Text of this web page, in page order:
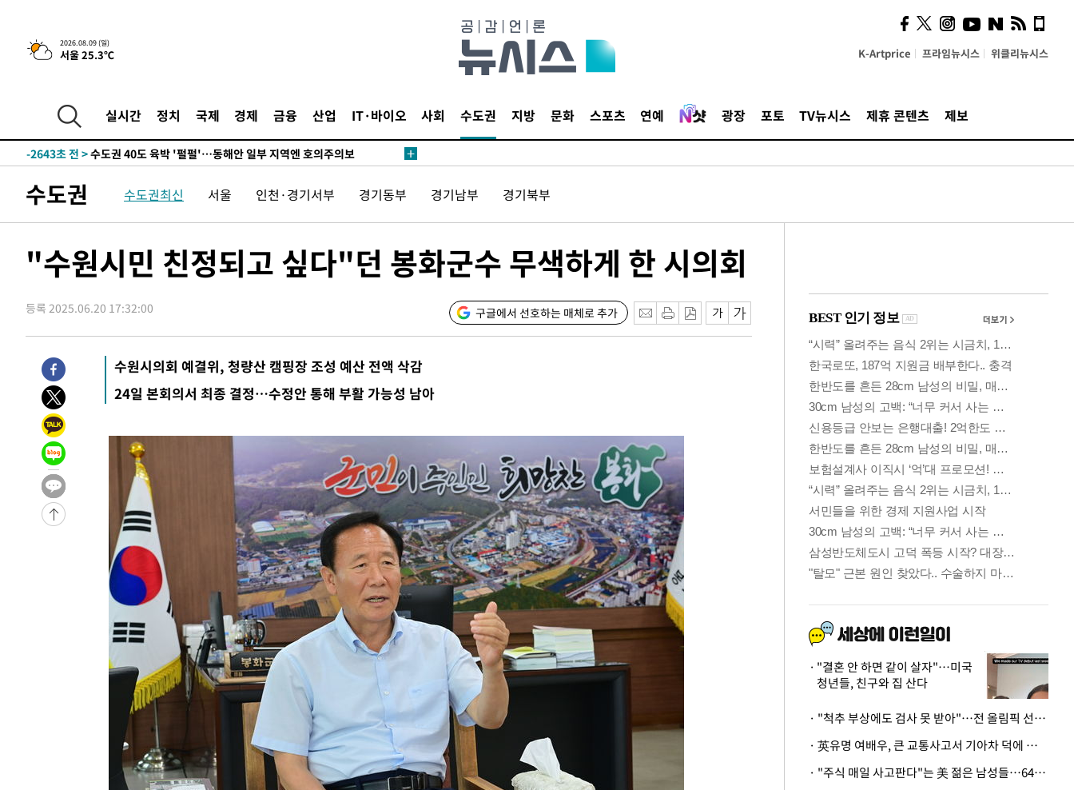
2026.08.09 (일)
서울 25.3℃ K-Artprice 프라임뉴시스 위클리뉴시스
실시간 정치 국제 경제 금융 산업 IT·바이오 사회 수도권 지방 문화 스포츠 연예 광장 포토 TV뉴시스 제휴 콘텐츠 제보
청래 44.56%
-10348초 전 >[속보]與 대표 경선 제주·인천 당원투표…金 47.75%·鄭
42.08%·宋 10.17%
-9882초 전 >이강인 "아틀레티코 이적 기뻐…등번호 7번 의미보단 팀 위해 뛸 것"
-3591초 전 >
낮 최고 35도 '무더위'…동해안 시간당 30㎜ '강한 비'[내일날씨]
-2861초 전 >
레티코 이적"
-2643초 전 >수도권 40도 육박 '펄펄'…동해안 일부 지역엔 호의주의보
1시간 전 >강릉에 시간당 81.4㎜ 물폭탄…도로 잠기고 담벼락 붕괴
2시간 전 >백운산서 80년근 천종산삼 9뿌리 발견…감정가 1.3억원
3시간 전 >남자 농구, 나고야 아시안게임서 '홈팀' 일본과 한일전
4시간 전 >극한폭염 한풀 꺾이지만…'낮 최고 35도' 무더위, 열대야 계속[다음주
5시간 전 >축구협회 "압수수색·성접대 논란 사과…쇄신의 기회로 삼겠다"
6시간 전 >
[속보]'압수수색·성접대 논란' 축구협회 "실망과 걱정 안겨드려 죄송"
9시간 전 >
'최고 37도' 폭염 지속…강원동해안 최대 150㎜ 비
11시간 전 >
[속보]뉴욕증시 상승 마감…S&P 0.6% 나스닥 1.3%↑
-20086초 전 >
-11133초 전 >
[속보]與최고위원 제주·인천 순회경선…박선원·최민희·서미화·
한민수·김용 순
-11086초 전 >
[속보]김민석, 與 전대 당원투표 누적 득표율 45.42%로 1위… 정
청래 44.56%
-10368초 전 >
[속보]與 대표 경선 제주·인천 당원투표…金 47.75%·鄭
42.08%·宋 10.17%
-9902초 전 >
이강인 "아틀레티코 이적 기뻐…등번호 7번 의미보단 팀 위해 뛸 것"
[속보]與 당대표 경선, 제주·인천 권리당원 투표 김민석 승리
낮 최고 35도 '무더위'…동해안 시간당 30㎜ '강한 비'[내일날씨]
[속보]이강인 "감독님이 원하는 마음 느꼈고, 많은 트로피 원해 아틀
수도권 40도 육박 '펄펄'…동해안 일부 지역엔 호의주의보
온열질환 사망자 3명 늘어…누적 환자 3000명 돌파
강릉에 시간당 81.4㎜ 물폭탄…도로 잠기고 담벼락 붕괴
백운산서 80년근 천종산삼 9뿌리 발견…감정가 1.3억원
선재도서 해루질 나섰다 실종 60대, 닷새 만에 숨진 채 발견
남자 농구, 나고야 아시안게임서 '홈팀' 일본과 한일전
여수 오동도 해상서 모터보트 전복…1명 사망·1명 실종
극한폭염 한풀 꺾이지만…'낮 최고 35도' 무더위, 열대야 계속[다음주
축구협회 "압수수색·성접대 논란 사과…쇄신의 기회로 삼겠다"
수도권 수도권최신 서울 인천·경기서부 경기동부 경기남부 경기북부
"수원시민 친정되고 싶다"던 봉화군수 무색하게 한 시의회
등록 2025.06.20 17:32:00 구글에서 선호하는 매체로 추가
수원시의회 예결위, 청량산 캠핑장 조성 예산 전액 삭감
24일 본회의서 최종 결정…수정안 통해 부활 가능성 남아
사이 해답 찾았죠"…알을
깨고 나온 '초자아'
"결혼 안 하면 같이 살자"…미국
청년들, 친구와 집 산다
· "척추 부상에도 검사 못 받아"…전 올림픽 선수, 美봅슬레이협회 상대 소송
· 英유명 여배우, 큰 교통사고서 기아차 덕에 살았다
· "주식 매일 사고판다"는 美 젊은 남성들…64%가 "나는 인생의 패배자“